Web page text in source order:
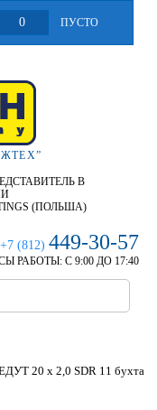
0 ПУСТО
В
(ПОЛЬША)
+7 (812) 449-30-57
РАБОТЫ: С 9:00 ДО 17:40
20 х 2,0 SDR 11 бухта